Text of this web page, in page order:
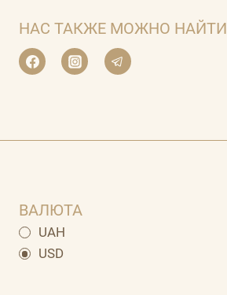
НАС ТАКЖЕ МОЖНО НАЙТИ
ВАЛЮТА
UAH
USD